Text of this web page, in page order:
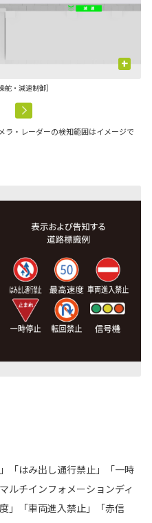
+
・減速制御］
・レーダーの検知範囲はイメージで
「はみ出し通行禁止」「一時
ルチインフォメーションディ
」「車両進入禁止」「赤信